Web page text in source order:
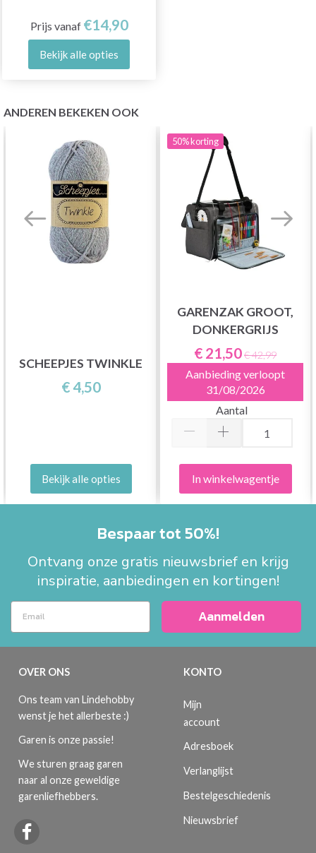
Prijs vanaf €14,90
Bekijk alle opties
ANDEREN BEKEKEN OOK
SCHEEPJES TWINKLE
€ 4,50
Bekijk alle opties
50%korting
GARENZAK GROOT,
DONKERGRIJS
€ 21,50€ 42,99
Aanbieding verloopt
31/08/2026
Aantal
In winkelwagentje
Bespaar tot 50%!
Ontvang onze gratis nieuwsbrief en krijg
inspiratie, aanbiedingen en kortingen!
Aanmelden
OVER ONS
Ons team van Lindehobby
wenst je het allerbeste :)
Garen is onze passie!
We sturen graag garen
naar al onze geweldige
garenliefhebbers.
KONTO
Mijn
account
Adresboek
Verlanglijst
Bestelgeschiedenis
Nieuwsbrief